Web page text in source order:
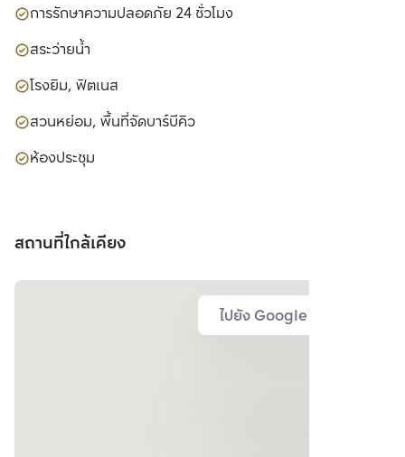
การรักษาความปลอดภัย 24 ชั่วโมง
สระว่ายน้ำ
โรงยิม, ฟิตเนส
สวนหย่อม, พื้นที่จัดบาร์บีคิว
ห้องประชุม
สถานที่ใกล้เคียง
ไปยัง Google Map